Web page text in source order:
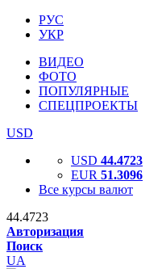
РУС
УКР
ВИДЕО
ФОТО
ПОПУЛЯРНЫЕ
СПЕЦПРОЕКТЫ
USD
USD 44.4723
EUR 51.3096
Все курсы валют
44.4723
Авторизация
Поиск
UA